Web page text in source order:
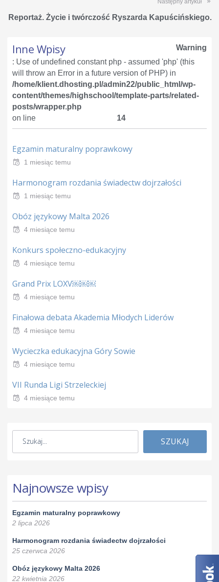
Reportaż. Życie i twórczość Ryszarda Kapuścińskiego.
Inne Wpisy
Warning
: Use of undefined constant php - assumed 'php' (this
will throw an Error in a future version of PHP) in
/home/klient.dhosting.pl/admin22/public_html/wp-
content/themes/highschool/template-parts/related-
posts/wrapper.php
on line
14
Egzamin maturalny poprawkowy
1 miesiąc temu
Harmonogram rozdania świadectw dojrzałości
1 miesiąc temu
Obóz językowy Malta 2026
4 miesiące temu
Konkurs społeczno-edukacyjny
4 miesiące temu
Grand Prix LOXV￼￼￼
4 miesiące temu
Finałowa debata Akademia Młodych Liderów
4 miesiące temu
Wycieczka edukacyjna Góry Sowie
4 miesiące temu
VII Runda Ligi Strzeleckiej
4 miesiące temu
SZUKAJ
Najnowsze wpisy
Egzamin maturalny poprawkowy
2 lipca 2026
Harmonogram rozdania świadectw dojrzałości
25 czerwca 2026
Obóz językowy Malta 2026
22 kwietnia 2026